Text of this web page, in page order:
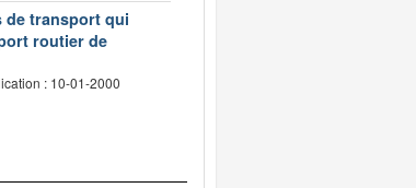
de transport qui
routier de
: 10-01-2000